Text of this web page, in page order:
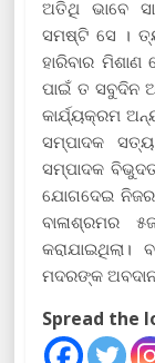
ଅତିଥି ଭାବେ
ସମଷ୍ଟି ସେ ।
ହାରିବାର
ପାଇଁ ତ ସବୁଦିନ
କାର୍ଯ୍ୟକ୍ରମ
ସମ୍ପାଦକ
ସମ୍ପାଦକ
ଯୋଗଦେଇ
ବାଳାଶ୍ରମର
କରାଯାଇଥିଲା।
ମଦରଙ୍କ
Spread the